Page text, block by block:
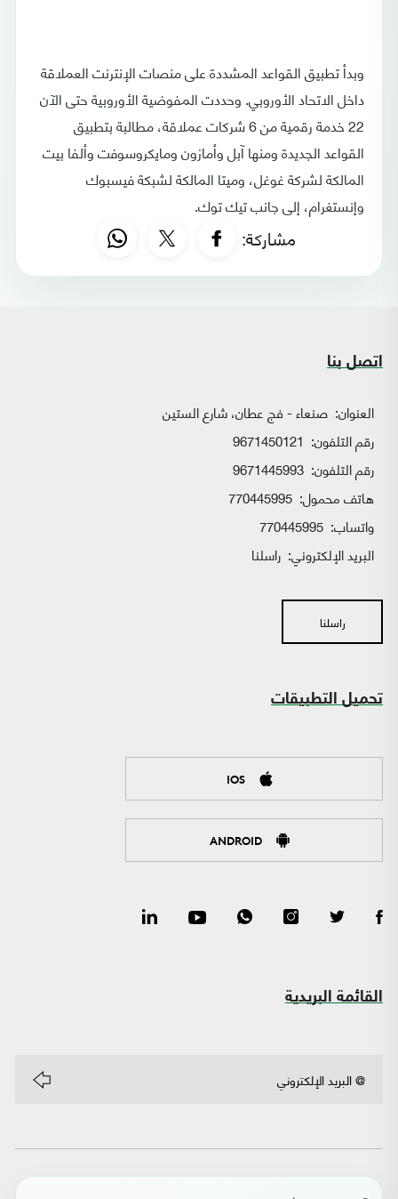
وبدأ تطبيق القواعد المشددة على منصات الإنترنت العملاقة
داخل الاتحاد الأوروبي. وحددت المفوضية الأوروبية حتى الآن
22 خدمة رقمية من 6 شركات عملاقة، مطالبة بتطبيق
القواعد الجديدة ومنها آبل وأمازون ومايكروسوفت وألفا بيت
المالكة لشركة غوغل، وميتا المالكة لشبكة فيسبوك
وإنستغرام، إلى جانب تيك توك.
مشاركة:
اتصل بنا
العنوان: صنعاء - فج عطان، شارع الستين
رقم التلفون: 9671450121
رقم التلفون: 9671445993
هاتف محمول: 770445995
واتساب:
البريد الإلكتروني: راسلنا
راسلنا
تحميل التطبيقات
IOS
ANDROID
القائمة البريدية